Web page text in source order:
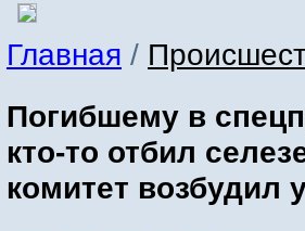
Главная /
Погибшему в
кто-то отбил
комитет возбудил